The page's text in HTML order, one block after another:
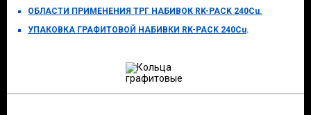
ОБЛАСТИ ПРИМЕНЕНИЯ ТРГ НАБИВОК RK-PACK 240Cu.
УПАКОВКА ГРАФИТОВОЙ НАБИВКИ RK-PACK 240Cu.